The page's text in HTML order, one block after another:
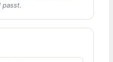
passt.